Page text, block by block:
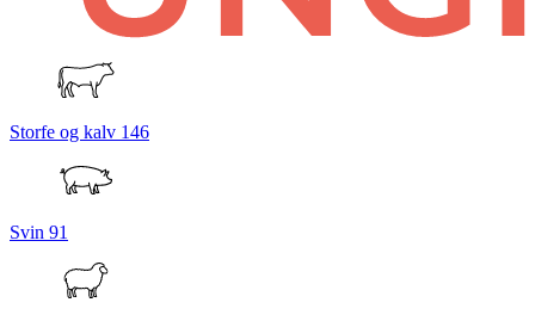
Storfe og kalv 146
Svin 91